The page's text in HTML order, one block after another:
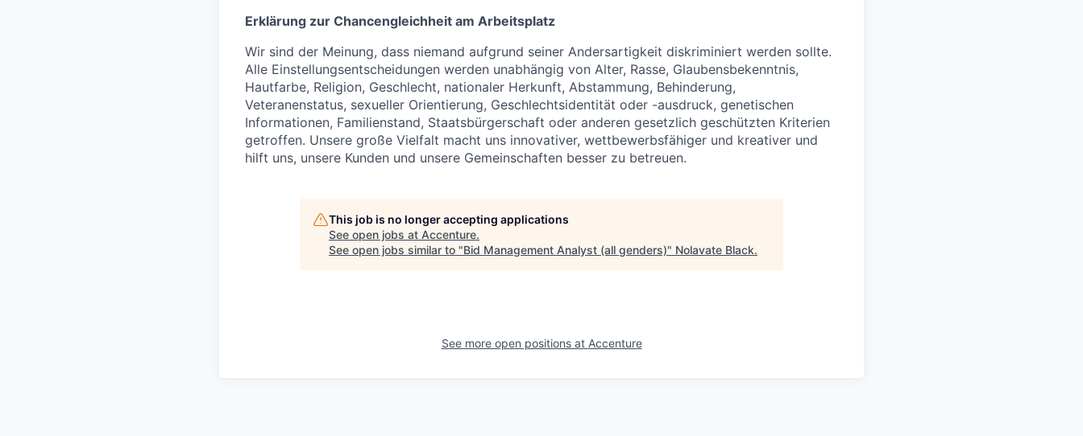
Erklärung zur Chancengleichheit am Arbeitsplatz
Wir sind der Meinung, dass niemand aufgrund seiner Andersartigkeit diskriminiert werden sollte.
Alle Einstellungsentscheidungen werden unabhängig von Alter, Rasse, Glaubensbekenntnis,
Hautfarbe, Religion, Geschlecht, nationaler Herkunft, Abstammung, Behinderung,
Veteranenstatus, sexueller Orientierung, Geschlechtsidentität oder -ausdruck, genetischen
Informationen, Familienstand, Staatsbürgerschaft oder anderen gesetzlich geschützten Kriterien
getroffen. Unsere große Vielfalt macht uns innovativer, wettbewerbsfähiger und kreativer und
hilft uns, unsere Kunden und unsere Gemeinschaften besser zu betreuen.
This job is no longer accepting applications
See open jobs at Accenture.
See open jobs similar to "Bid Management Analyst (all genders)" Nolavate Black.
See more open positions at Accenture